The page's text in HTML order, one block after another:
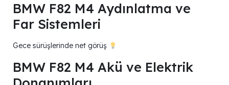
BMW F82 M4 Aydınlatma ve
Far Sistemleri
Gece sürüşlerinde net görüş
BMW F82 M4 Akü ve Elektrik